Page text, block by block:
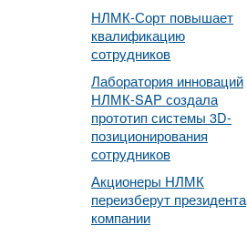
НЛМК-Сорт повышает
квалификацию
сотрудников
Лаборатория инноваций
НЛМК-SAP создала
прототип системы 3D-
позиционирования
сотрудников
Акционеры НЛМК
переизберут президента
компании